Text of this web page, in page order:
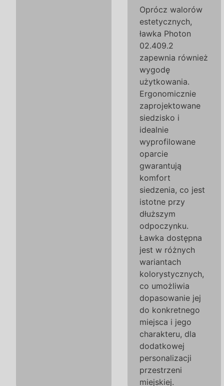
Oprócz walorów
estetycznych,
ławka Photon
02.409.2
zapewnia również
wygodę
użytkowania.
Ergonomicznie
zaprojektowane
siedzisko i
idealnie
wyprofilowane
oparcie
gwarantują
komfort
siedzenia, co jest
istotne przy
dłuższym
odpoczynku.
Ławka dostępna
jest w różnych
wariantach
kolorystycznych,
co umożliwia
dopasowanie jej
do konkretnego
miejsca i jego
charakteru, dla
dodatkowej
personalizacji
przestrzeni
miejskiej.